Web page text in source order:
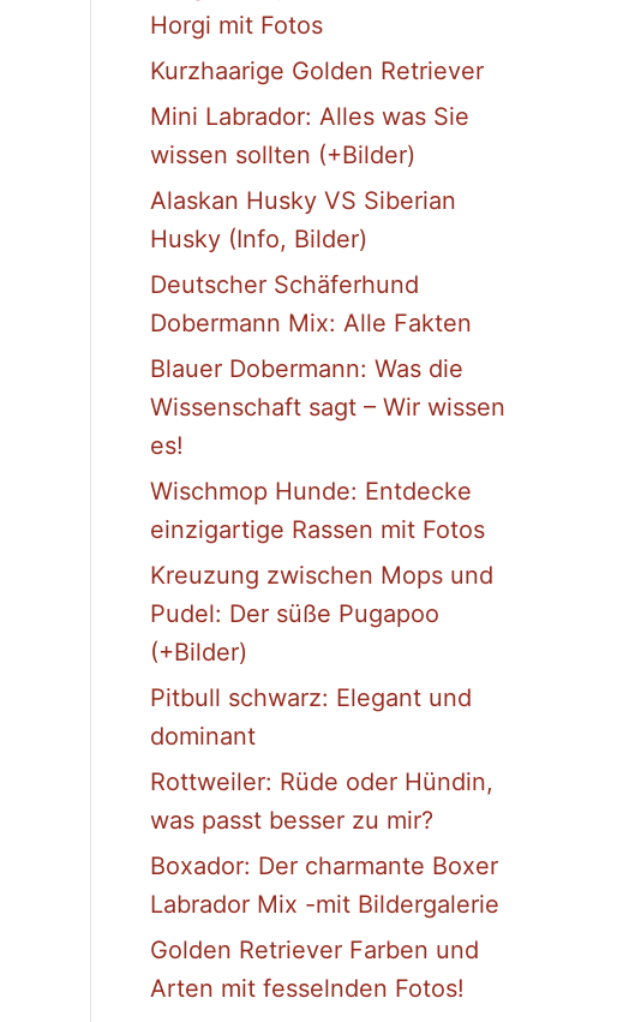
Horgi mit Fotos
Kurzhaarige Golden Retriever
Mini Labrador: Alles was Sie
wissen sollten (+Bilder)
Alaskan Husky VS Siberian
Husky (Info, Bilder)
Deutscher Schäferhund
Dobermann Mix: Alle Fakten
Blauer Dobermann: Was die
Wissenschaft sagt – Wir wissen
es!
Wischmop Hunde: Entdecke
einzigartige Rassen mit Fotos
Kreuzung zwischen Mops und
Pudel: Der süße Pugapoo
(+Bilder)
Pitbull schwarz: Elegant und
dominant
Rottweiler: Rüde oder Hündin,
was passt besser zu mir?
Boxador: Der charmante Boxer
Labrador Mix -mit Bildergalerie
Golden Retriever Farben und
Arten mit fesselnden Fotos!